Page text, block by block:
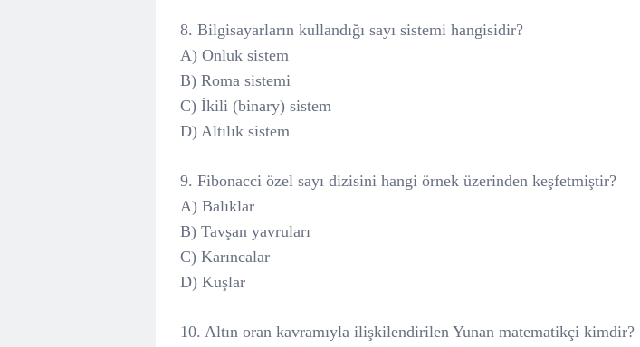
8. Bilgisayarların kullandığı sayı sistemi hangisidir?
A) Onluk sistem
B) Roma sistemi
C) İkili (binary) sistem
D) Altılık sistem
9. Fibonacci özel sayı dizisini hangi örnek üzerinden keşfetmiştir?
A) Balıklar
B) Tavşan yavruları
C) Karıncalar
D) Kuşlar
10. Altın oran kavramıyla ilişkilendirilen Yunan matematikçi kimdir?